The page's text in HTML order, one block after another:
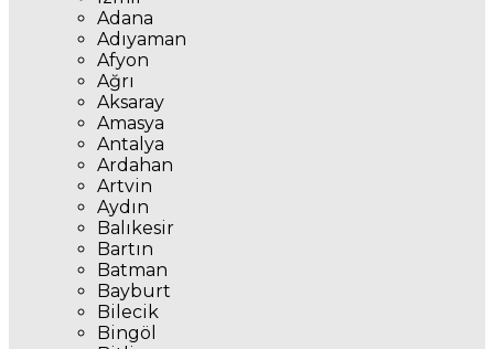
Adana
Adıyaman
Afyon
Ağrı
Aksaray
Amasya
Antalya
Ardahan
Artvin
Aydın
Balıkesir
Bartın
Batman
Bayburt
Bilecik
Bingöl